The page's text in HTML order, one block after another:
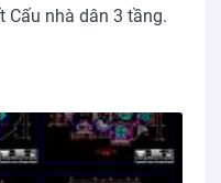
Cấu nhà dân 3 tầng.